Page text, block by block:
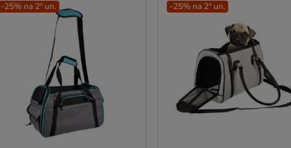
-25% na 2ª un. -25% na 2ª un.